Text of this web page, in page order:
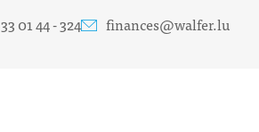
33 01 44 - 324 finances@walfer.lu